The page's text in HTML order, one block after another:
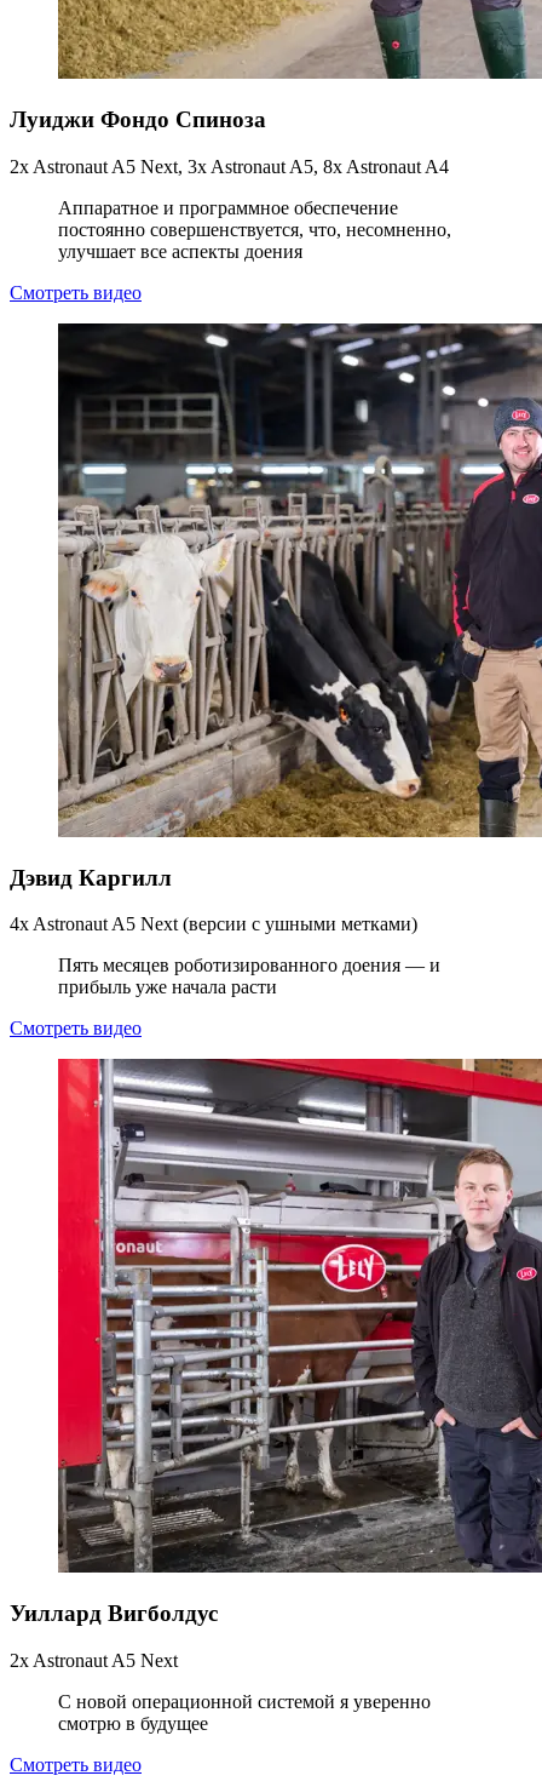
Луиджи Фондо Спиноза
2x Astronaut A5 Next, 3x Astronaut A5, 8x Astronaut A4
Аппаратное и программное обеспечение
постоянно совершенствуется, что, несомненно,
улучшает все аспекты доения
Смотреть видео
Дэвид Каргилл
4x Astronaut A5 Next (версии с ушными метками)
Пять месяцев роботизированного доения — и
прибыль уже начала расти
Смотреть видео
Уиллард Вигболдус
2x Astronaut A5 Next
С новой операционной системой я уверенно
смотрю в будущее
Смотреть видео